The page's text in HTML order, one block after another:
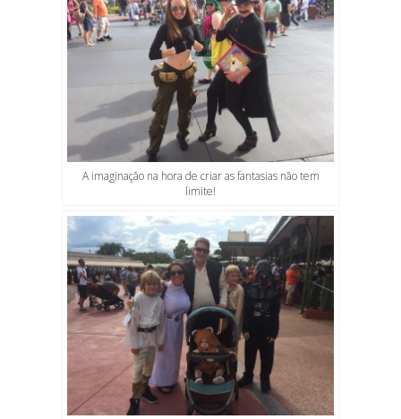
A imaginação na hora de criar as fantasias não tem
limite!